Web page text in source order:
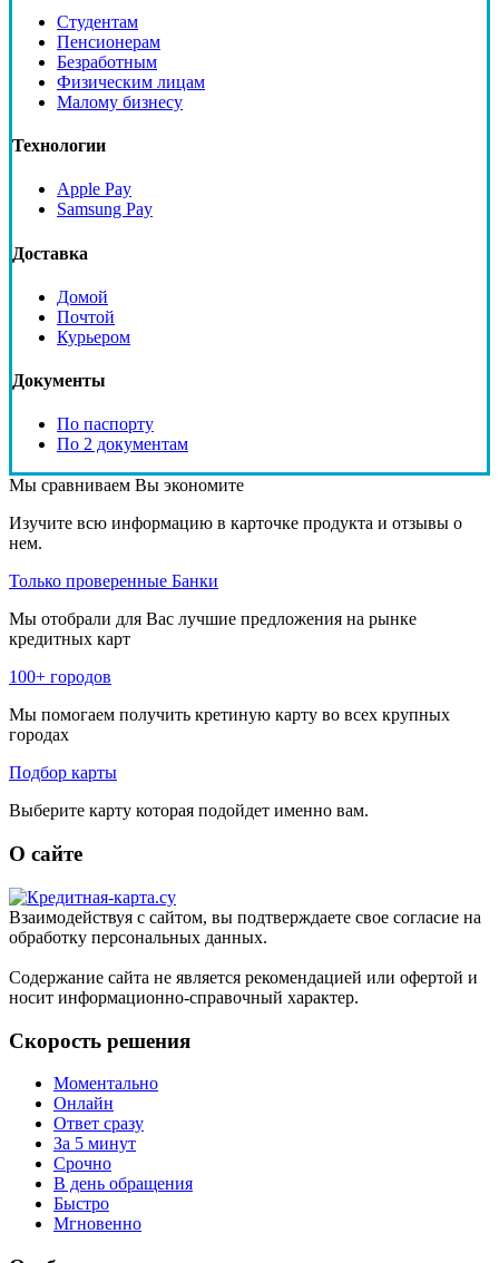
Студентам
Пенсионерам
Безработным
Физическим лицам
Малому бизнесу
Технологии
Apple Pay
Samsung Pay
Доставка
Домой
Почтой
Курьером
Документы
По паспорту
По 2 документам
Мы сравниваем Вы экономите
Изучите всю информацию в карточке продукта и отзывы о
нем.
Только проверенные Банки
Мы отобрали для Вас лучшие предложения на рынке
кредитных карт
100+ городов
Мы помогаем получить кретиную карту во всех крупных
городах
Подбор карты
Выберите карту которая подойдет именно вам.
О сайте
Взаимодействуя с сайтом, вы подтверждаете свое согласие на
обработку персональных данных.
Содержание сайта не является рекомендацией или офертой и
носит информационно-справочный характер.
Скорость решения
Моментально
Онлайн
Ответ сразу
За 5 минут
Срочно
В день обращения
Быстро
Мгновенно